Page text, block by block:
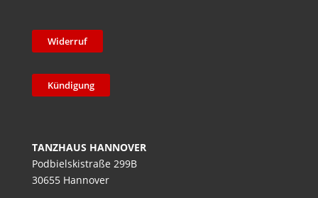
Widerruf
Kündigung
TANZHAUS HANNOVER
Podbielskistraße 299B
30655 Hannover